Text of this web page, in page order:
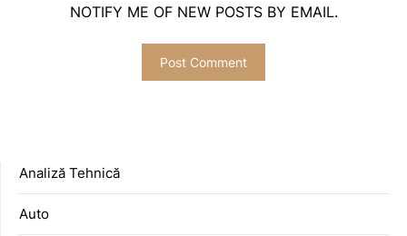
NOTIFY ME OF NEW POSTS BY EMAIL.
Analiză Tehnică
Auto